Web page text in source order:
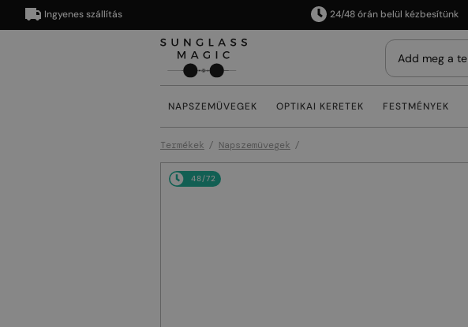
Ingyenes szállítás 24/48 órán belül kézbesítünk
NAPSZEMÜVEGEK OPTIKAI KERETEK FESTMÉNYEK
Termékek Napszemüvegek
48/72